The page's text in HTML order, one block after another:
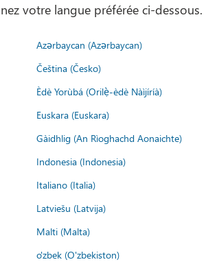
votre langue préférée ci-dessous.
Azərbaycan (Azərbaycan)
Čeština (Česko)
Èdè Yorùbá (Orilẹ̀-èdè Nàìjíríà)
Euskara (Euskara)
Gàidhlig (An Rìoghachd Aonaichte)
Indonesia (Indonesia)
Italiano (Italia)
Latviešu (Latvija)
Malti (Malta)
o'zbek (O'zbekiston)